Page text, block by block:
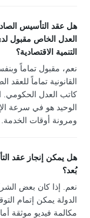
الصادر من كاتب
مقبول لدى دائرة
تماماً وبنفس القوة
تماماً للعقد الصادر من
الحكومي. الفارق
في سرعة الإنجاز
الخدمة.
إنجاز عقد التأسيس عن
كان بعض الشركاء خارج
إتمام التوقيع عبر
موثقة أمامكاتب